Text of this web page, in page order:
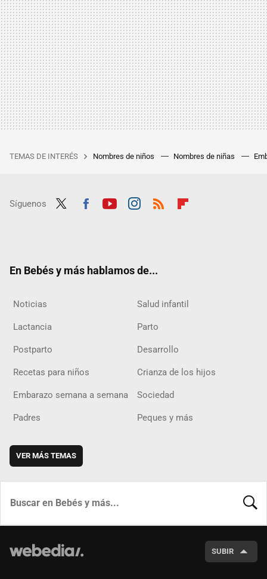
TEMAS DE INTERÉS Nombres de niños Nombres de niñas
Síguenos
En Bebés y más hablamos de...
Noticias Salud infantil
Lactancia Parto
Postparto Desarrollo
Recetas para niños Crianza de los hijos
Embarazo semana a semana Sociedad
Padres Peques y más
VER MÁS TEMAS
SUBIR